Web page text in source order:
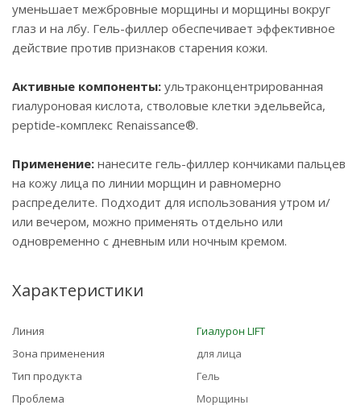
уменьшает межбровные морщины и морщины вокруг
глаз и на лбу. Гель-филлер обеспечивает эффективное
действие против признаков старения кожи.
Активные компоненты: ультраконцентрированная
гиалуроновая кислота, стволовые клетки эдельвейса,
peptide-комплекс Renaissance®.
Применение: нанесите гель-филлер кончиками пальцев
на кожу лица по линии морщин и равномерно
распределите. Подходит для использования утром и/
или вечером, можно применять отдельно или
одновременно с дневным или ночным кремом.
Характеристики
Линия
Гиалурон LIFT
Зона применения
для лица
Тип продукта
Гель
Проблема
Морщины